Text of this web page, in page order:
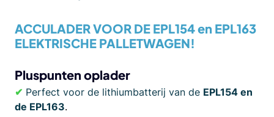
ACCULADER VOOR DE EPL154 en EPL163
ELEKTRISCHE PALLETWAGEN!
Pluspunten oplader
✔ Perfect voor de lithiumbatterij van de EPL154 en
de EPL163.